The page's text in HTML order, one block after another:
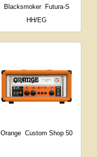
Blacksmoker
Futura-S
HH/EG
Orange Custom Shop 50